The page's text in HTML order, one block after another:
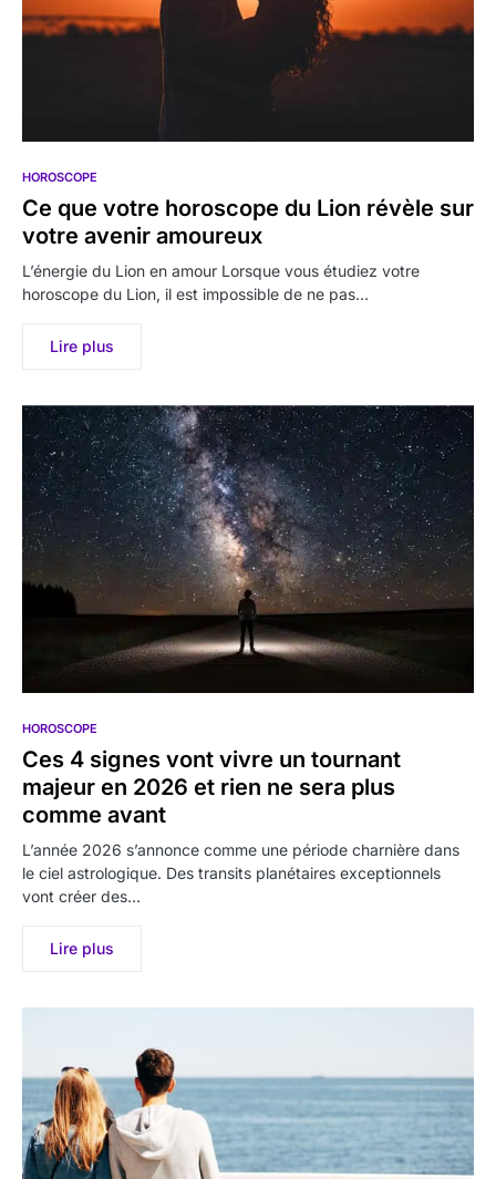
HOROSCOPE
Ce que votre horoscope du Lion révèle sur
votre avenir amoureux
L’énergie du Lion en amour Lorsque vous étudiez votre
horoscope du Lion, il est impossible de ne pas…
Lire plus
HOROSCOPE
Ces 4 signes vont vivre un tournant
majeur en 2026 et rien ne sera plus
comme avant
L’année 2026 s’annonce comme une période charnière dans
le ciel astrologique. Des transits planétaires exceptionnels
vont créer des…
Lire plus